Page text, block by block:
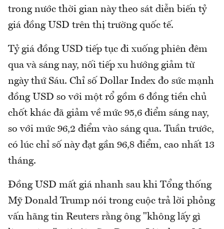
trong nước thời gian này theo sát diễn biến tỷ
giá đồng USD trên thị trường quốc tế.
Tỷ giá đồng USD tiếp tục đi xuống phiên đêm
qua và sáng nay, nối tiếp xu hướng giảm từ
ngày thứ Sáu. Chỉ số Dollar Index đo sức mạnh
đồng USD so với một rổ gồm 6 đồng tiền chủ
chốt khác đã giảm về mức 95,6 điểm sáng nay,
so với mức 96,2 điểm vào sáng qua. Tuần trước,
có lúc chỉ số này đạt gần 96,8 điểm, cao nhất 13
tháng.
Đồng USD mất giá nhanh sau khi Tổng thống
Mỹ Donald Trump nói trong cuộc trả lời phỏng
vấn hãng tin Reuters rằng ông "không lấy gì